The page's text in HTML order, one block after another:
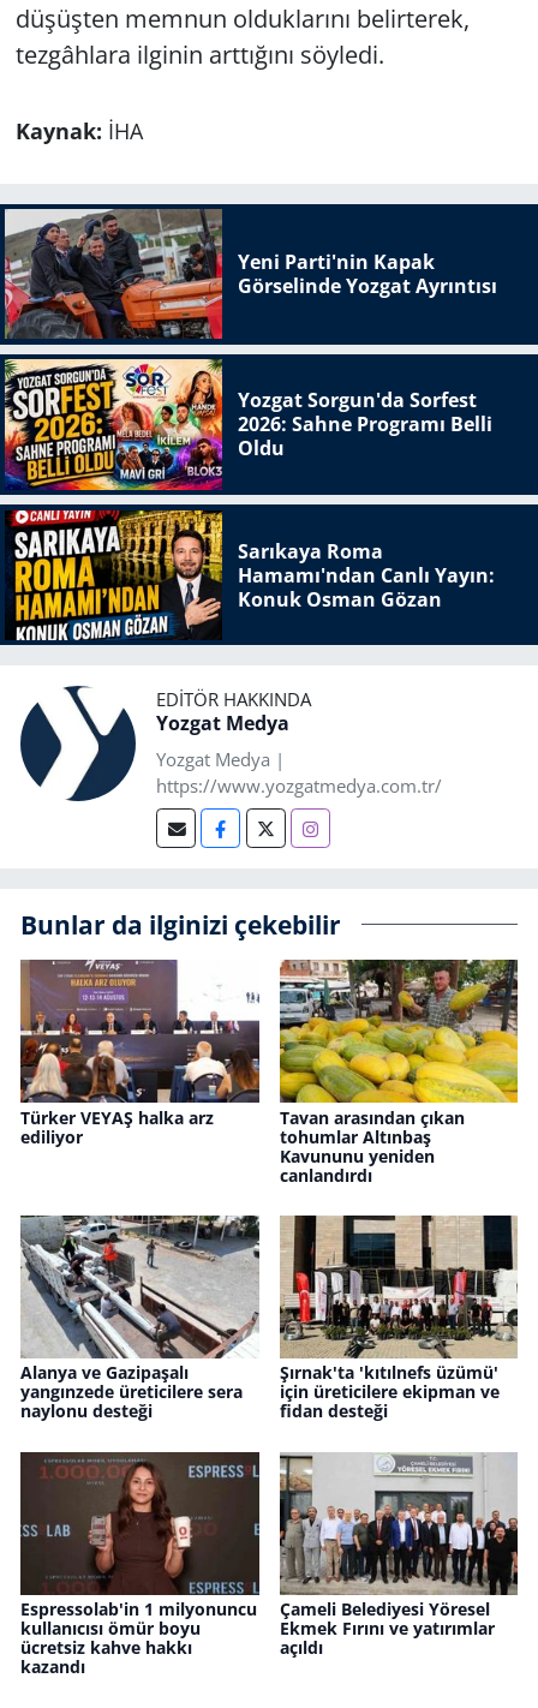
düşüşten memnun olduklarını belirterek,
tezgâhlara ilginin arttığını söyledi.
Kaynak: İHA
Yeni Parti'nin Kapak
Görselinde Yozgat Ayrıntısı
Yozgat Sorgun'da Sorfest
2026: Sahne Programı Belli
Oldu
Sarıkaya Roma
Hamamı'ndan Canlı Yayın:
Konuk Osman Gözan
EDITÖR HAKKINDA
Yozgat Medya
Yozgat Medya |
https://www.yozgatmedya.com.tr/
Bunlar da ilginizi çekebilir
Türker VEYAŞ halka arz
ediliyor
Tavan arasından çıkan
tohumlar Altınbaş
Kavununu yeniden
canlandırdı
Alanya ve Gazipaşalı
yangınzede üreticilere sera
naylonu desteği
Şırnak'ta 'kıtılnefs üzümü'
için üreticilere ekipman ve
fidan desteği
Espressolab'in 1 milyonuncu
kullanıcısı ömür boyu
ücretsiz kahve hakkı
kazandı
Çameli Belediyesi Yöresel
Ekmek Fırını ve yatırımlar
açıldı